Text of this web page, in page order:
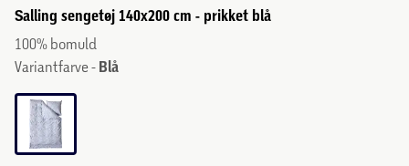
Salling sengetøj 140x200 cm - prikket blå
100% bomuld
Variantfarve - Blå